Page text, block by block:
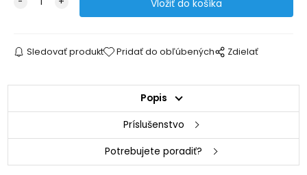
Sledovať produkt Pridať do obľúbených Zdielať
Popis
Príslušenstvo
Potrebujete poradiť?